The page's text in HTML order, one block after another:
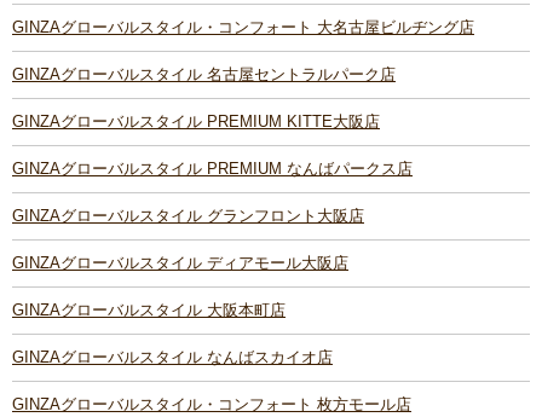
GINZAグローバルスタイル・コンフォート 大名古屋ビルヂング店
GINZAグローバルスタイル 名古屋セントラルパーク店
GINZAグローバルスタイル PREMIUM KITTE大阪店
GINZAグローバルスタイル PREMIUM なんばパークス店
GINZAグローバルスタイル グランフロント大阪店
GINZAグローバルスタイル ディアモール大阪店
GINZAグローバルスタイル 大阪本町店
GINZAグローバルスタイル なんばスカイオ店
GINZAグローバルスタイル・コンフォート 枚方モール店